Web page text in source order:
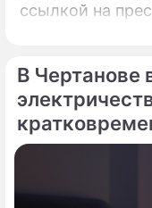
ссылкой на
управления
В Чертанове